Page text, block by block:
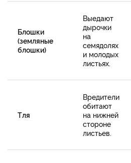
Блошки
(земляные
блошки)
Выедают
дырочки
на
семядолях
и молодых
листьях.
Тля
Вредители
обитают
на нижней
стороне
листьев.